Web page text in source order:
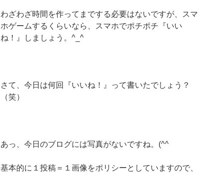
わざわざ時間を作ってまでする必要はないですが、スマ
ホゲームするくらいなら、スマホでポチポチ『いい
ね！』しましょう。^_^
さて、今日は何回『いいね！』って書いたでしょう？
（笑）
あっ、今日のブログには写真がないですね。(^^ゞ
基本的に１投稿＝１画像をポリシーとしていますので、